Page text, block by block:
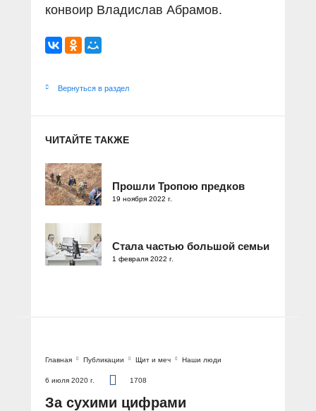
конвоир Владислав Абрамов.
Вернуться в раздел
ЧИТАЙТЕ ТАКЖЕ
Прошли Тропою предков
19 ноября 2022 г.
Стала частью большой семьи
1 февраля 2022 г.
Главная Публикации Щит и меч Наши люди
6 июля 2020 г. 1708
За сухими цифрами